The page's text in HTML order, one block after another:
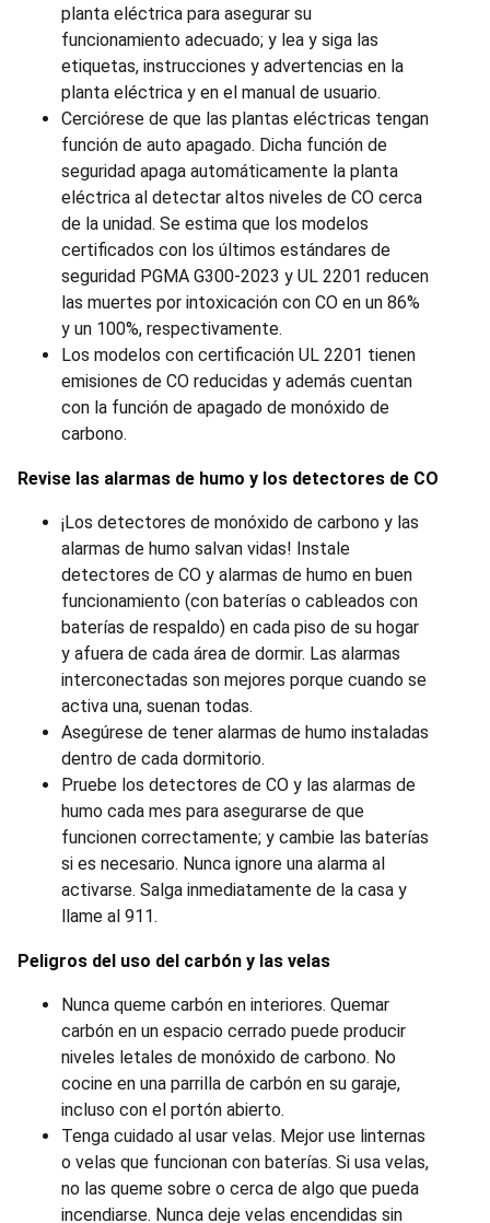
planta eléctrica para asegurar su
funcionamiento adecuado; y lea y siga las
etiquetas, instrucciones y advertencias en la
planta eléctrica y en el manual de usuario.
Cerciórese de que las plantas eléctricas tengan
función de auto apagado. Dicha función de
seguridad apaga automáticamente la planta
eléctrica al detectar altos niveles de CO cerca
de la unidad. Se estima que los modelos
certificados con los últimos estándares de
seguridad PGMA G300-2023 y UL 2201 reducen
las muertes por intoxicación con CO en un 86%
y un 100%, respectivamente.
Los modelos con certificación UL 2201 tienen
emisiones de CO reducidas y además cuentan
con la función de apagado de monóxido de
carbono.
Revise las alarmas de humo y los detectores de CO
¡Los detectores de monóxido de carbono y las
alarmas de humo salvan vidas! Instale
detectores de CO y alarmas de humo en buen
funcionamiento (con baterías o cableados con
baterías de respaldo) en cada piso de su hogar
y afuera de cada área de dormir. Las alarmas
interconectadas son mejores porque cuando se
activa una, suenan todas.
Asegúrese de tener alarmas de humo instaladas
dentro de cada dormitorio.
Pruebe los detectores de CO y las alarmas de
humo cada mes para asegurarse de que
funcionen correctamente; y cambie las baterías
si es necesario. Nunca ignore una alarma al
activarse. Salga inmediatamente de la casa y
llame al 911.
Peligros del uso del carbón y las velas
Nunca queme carbón en interiores. Quemar
carbón en un espacio cerrado puede producir
niveles letales de monóxido de carbono. No
cocine en una parrilla de carbón en su garaje,
incluso con el portón abierto.
Tenga cuidado al usar velas. Mejor use linternas
o velas que funcionan con baterías. Si usa velas,
no las queme sobre o cerca de algo que pueda
incendiarse. Nunca deje velas encendidas sin